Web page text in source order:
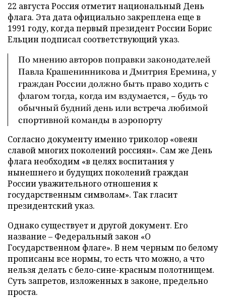
22 августа Россия отметит национальный День
флага. Эта дата официально закреплена еще в
1991 году, когда первый президент России Борис
Ельцин подписал соответствующий указ.
По мнению авторов поправки законодателей
Павла Крашенинникова и Дмитрия Еремина, у
граждан России должно быть право ходить с
флагом тогда, когда им вздумается, – будь то
обычный будний день или встреча любимой
спортивной команды в аэропорту
Согласно документу именно триколор «овеян
славой многих поколений россиян». Сам же День
флага необходим «в целях воспитания у
нынешнего и будущих поколений граждан
России уважительного отношения к
государственным символам». Так гласит
президентский указ.
Однако существует и другой документ. Его
название – Федеральный закон «О
Государственном флаге». В нем черным по белому
прописаны все нормы, то есть что можно, а что
нельзя делать с бело-сине-красным полотнищем.
Суть запретов, изложенных в законе, предельно
проста.